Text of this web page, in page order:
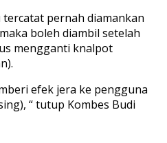
pernah diamankan
boleh diambil setelah
mengganti knalpot
efek jera ke pengguna
“ tutup Kombes Budi